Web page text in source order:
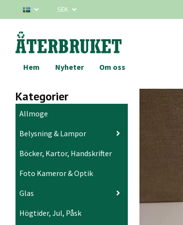
SEK
Hem Nyheter Om oss
Kategorier
Allmoge
Belysning & Lampor
Böcker, Kartor, Handskrifter
Foto Kameror & Optik
Glas
Högtider, Jul, Påsk